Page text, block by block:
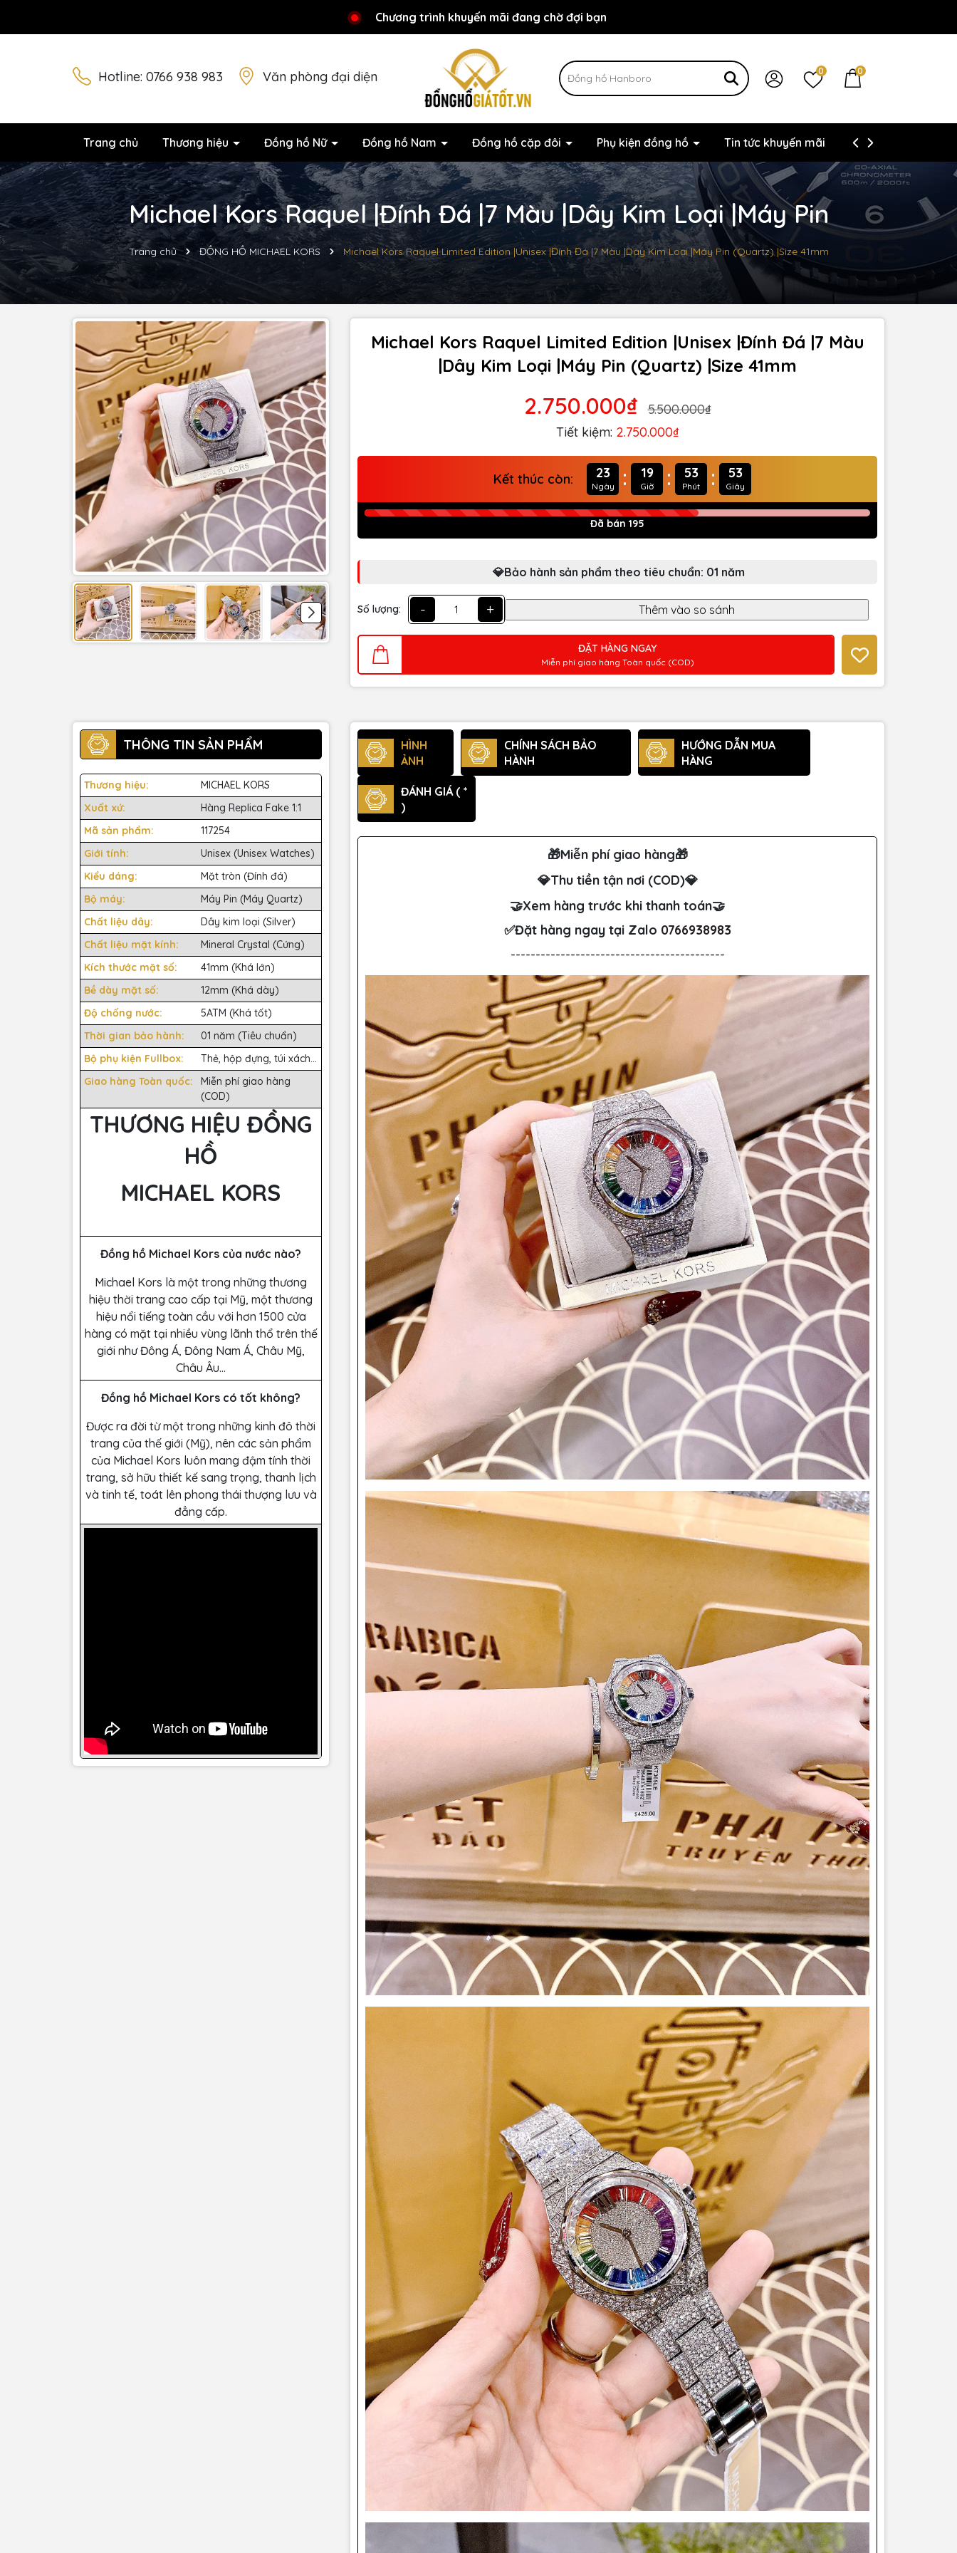
Chào mừng bạn đến với Đồnghồgiátốt.vn!
Chương trình khuyến mãi đang chờ đợi bạn
Đăng ký thành viên nhận ngay ưu đãi
Hotline: 0766 938 983 Văn phòng đại diện 0 0
Trang chủ Thương hiệu Đồng hồ Nữ Đồng hồ Nam Đồng hồ cặp đôi Phụ kiện đồng hồ Tin tức khuyến mãi Thông tin liên hệ
Michael Kors Raquel |Đính Đá |7 Màu |Dây Kim Loại |Máy Pin
Trang chủ ĐỒNG HỒ MICHAEL KORS Michael Kors Raquel Limited Edition |Unisex |Đính Đá |7 Màu |Dây Kim Loại |Máy Pin (Quartz) |Size 41mm
Michael Kors Raquel Limited Edition |Unisex |Đính Đá |7 Màu
|Dây Kim Loại |Máy Pin (Quartz) |Size 41mm
2.750.000₫
5.500.000₫
Tiết kiệm: 2.750.000₫
Kết thúc còn: 23
Ngày : 19
Giờ : 53
Phút : 50
Giây
Đã bán 195
💎Bảo hành sản phẩm theo tiêu chuẩn: 01 năm
Số lượng: - +
ĐẶT HÀNG NGAY
Miễn phí giao hàng Toàn quốc (COD)
THÔNG TIN SẢN PHẨM
Thương hiệu:
MICHAEL KORS
Xuất xứ:
Hàng Replica Fake 1:1
Mã sản phẩm:
117254
Giới tính:
Unisex (Unisex Watches)
Kiểu dáng:
Mặt tròn (Đính đá)
Bộ máy:
Máy Pin (Máy Quartz)
Chất liệu dây:
Dây kim loại (Silver)
Chất liệu mặt kính:
Mineral Crystal (Cứng)
Kích thước mặt số:
41mm (Khá lớn)
Bề dày mặt số:
12mm (Khá dày)
Độ chống nước:
5ATM (Khá tốt)
Thời gian bảo hành:
01 năm (Tiêu chuẩn)
Bộ phụ kiện Fullbox:
Thẻ, hộp đựng, túi xách...
Giao hàng Toàn quốc:
Miễn phí giao hàng
(COD)
THƯƠNG HIỆU ĐỒNG
HỒ
MICHAEL KORS
Đồng hồ Michael Kors của nước nào?
Michael Kors là một trong những thương
hiệu thời trang cao cấp tại Mỹ, một thương
hiệu nổi tiếng toàn cầu với hơn 1500 cửa
hàng có mặt tại nhiều vùng lãnh thổ trên thế
giới như Đông Á, Đông Nam Á, Châu Mỹ,
Châu Âu…
Đồng hồ Michael Kors có tốt không?
Được ra đời từ một trong những kinh đô thời
trang của thế giới (Mỹ), nên các sản phẩm
của Michael Kors luôn mang đậm tính thời
trang, sở hữu thiết kế sang trọng, thanh lịch
và tinh tế, toát lên phong thái thượng lưu và
đẳng cấp.
HÌNH
ẢNH
CHÍNH SÁCH BẢO
HÀNH
HƯỚNG DẪN MUA
HÀNG
ĐÁNH GIÁ ( *
)
🎁Miễn phí giao hàng🎁
💎Thu tiền tận nơi (COD)💎
🤝Xem hàng trước khi thanh toán🤝
✅Đặt hàng ngay tại Zalo 0766938983
-------------------------------------------